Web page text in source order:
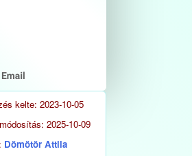
kelte: 2023-10-05
2025-10-09
Dömötör Attila